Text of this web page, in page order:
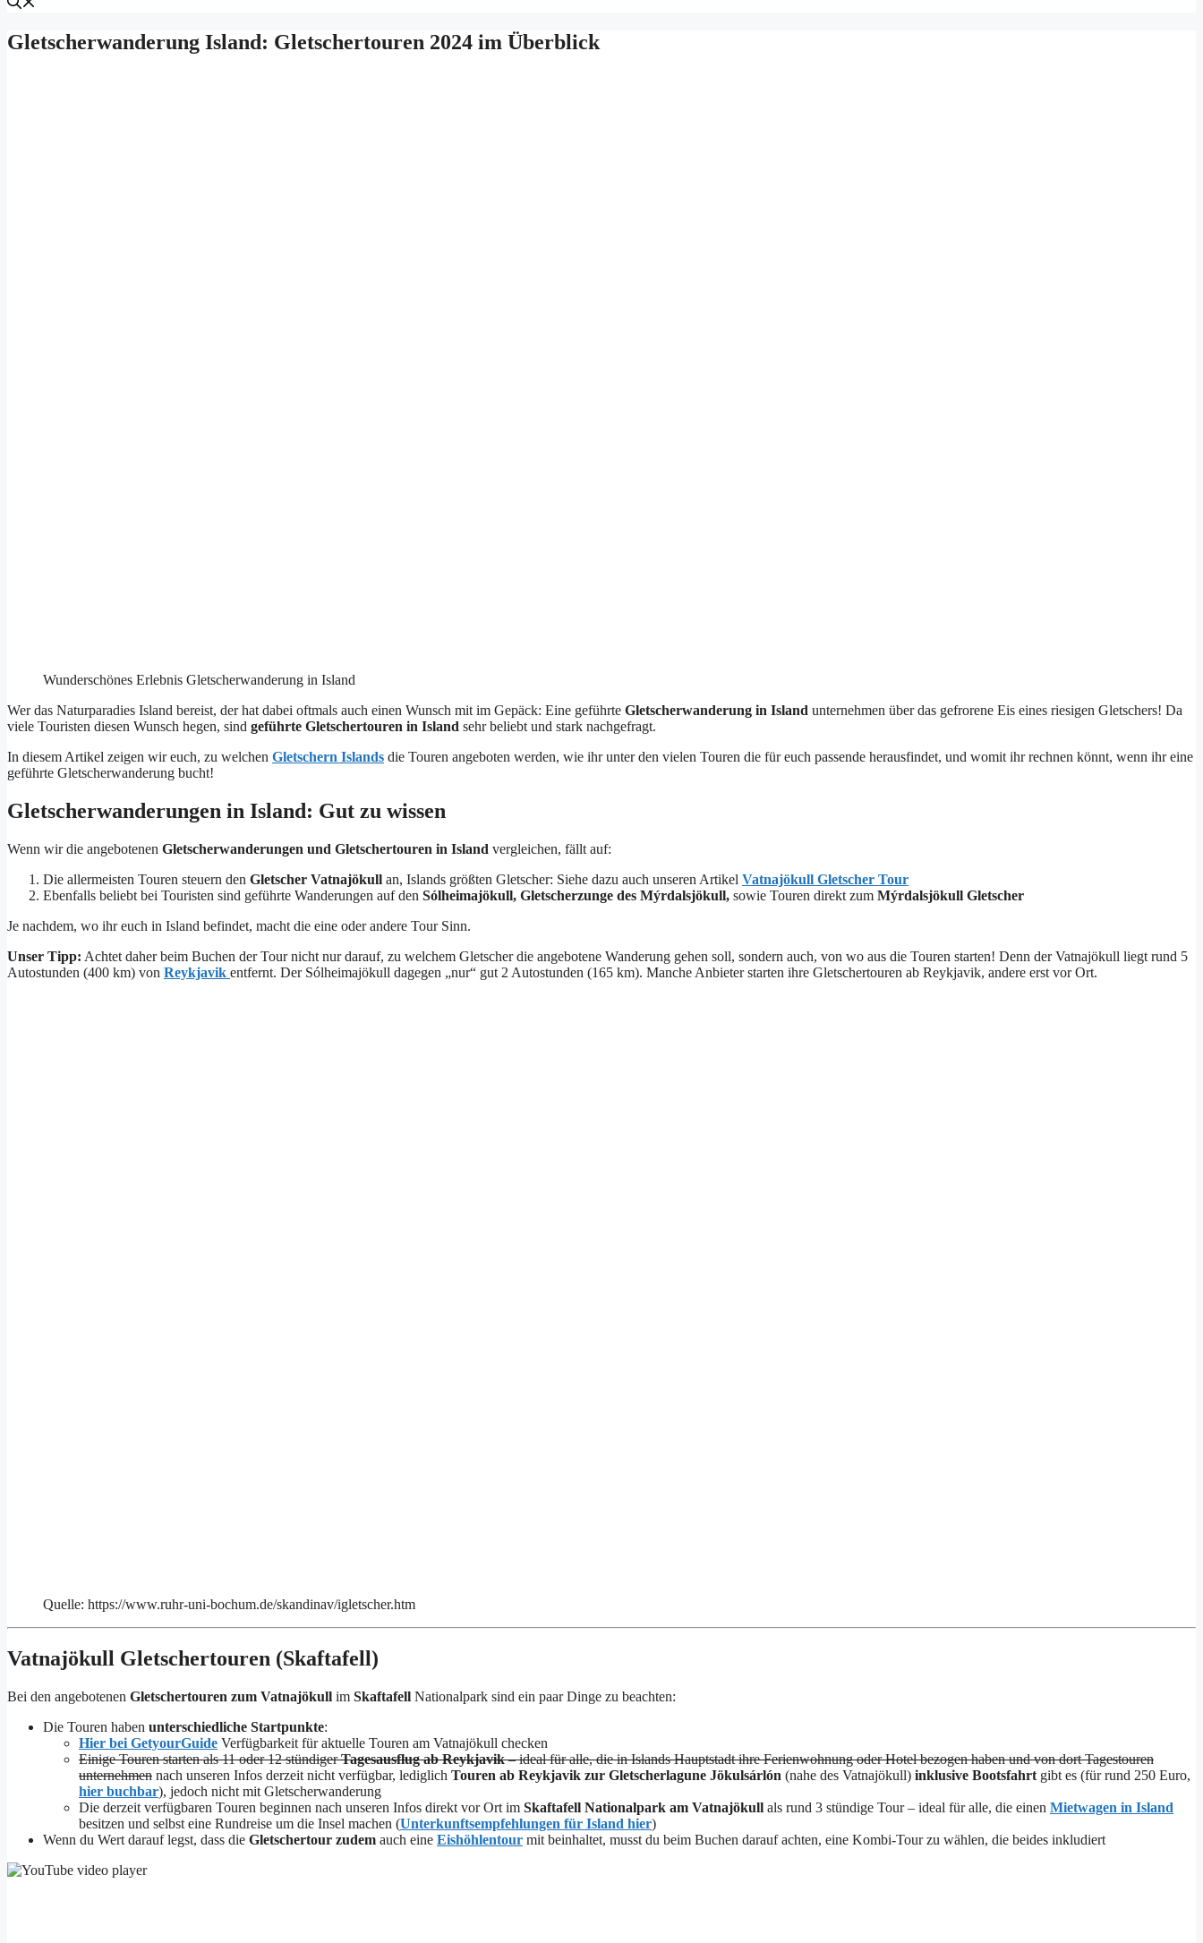
Gletscherwanderung Island: Gletschertouren 2024 im Überblick
Wunderschönes Erlebnis Gletscherwanderung in Island
Wer das Naturparadies Island bereist, der hat dabei oftmals auch einen Wunsch mit im Gepäck: Eine geführte Gletscherwanderung in Island unternehmen über das gefrorene Eis eines riesigen Gletschers! Da
viele Touristen diesen Wunsch hegen, sind geführte Gletschertouren in Island sehr beliebt und stark nachgefragt.
In diesem Artikel zeigen wir euch, zu welchen Gletschern Islands die Touren angeboten werden, wie ihr unter den vielen Touren die für euch passende herausfindet, und womit ihr rechnen könnt, wenn ihr eine
geführte Gletscherwanderung bucht!
Gletscherwanderungen in Island: Gut zu wissen
Wenn wir die angebotenen Gletscherwanderungen und Gletschertouren in Island vergleichen, fällt auf:
Die allermeisten Touren steuern den Gletscher Vatnajökull an, Islands größten Gletscher: Siehe dazu auch unseren Artikel Vatnajökull Gletscher Tour
Ebenfalls beliebt bei Touristen sind geführte Wanderungen auf den Sólheimajökull, Gletscherzunge des Mýrdalsjökull, sowie Touren direkt zum Mýrdalsjökull Gletscher
Je nachdem, wo ihr euch in Island befindet, macht die eine oder andere Tour Sinn.
Unser Tipp: Achtet daher beim Buchen der Tour nicht nur darauf, zu welchem Gletscher die angebotene Wanderung gehen soll, sondern auch, von wo aus die Touren starten! Denn der Vatnajökull liegt rund 5
Autostunden (400 km) von Reykjavik entfernt. Der Sólheimajökull dagegen „nur“ gut 2 Autostunden (165 km). Manche Anbieter starten ihre Gletschertouren ab Reykjavik, andere erst vor Ort.
Quelle: https://www.ruhr-uni-bochum.de/skandinav/igletscher.htm
Vatnajökull Gletschertouren (Skaftafell)
Bei den angebotenen Gletschertouren zum Vatnajökull im Skaftafell Nationalpark sind ein paar Dinge zu beachten:
Die Touren haben unterschiedliche Startpunkte:
Hier bei GetyourGuide Verfügbarkeit für aktuelle Touren am Vatnajökull checken
Einige Touren starten als 11 oder 12 stündigerTagesausflug ab Reykjavik– ideal für alle, die in Islands Hauptstadt ihre Ferienwohnung oder Hotel bezogen haben und von dort Tagestouren
unternehmen nach unseren Infos derzeit nicht verfügbar, lediglich Touren ab Reykjavik zur Gletscherlagune Jökulsárlón (nahe des Vatnajökull) inklusive Bootsfahrt gibt es (für rund 250 Euro,
hier buchbar), jedoch nicht mit Gletscherwanderung
Die derzeit verfügbaren Touren beginnen nach unseren Infos direkt vor Ort im Skaftafell Nationalpark am Vatnajökull als rund 3 stündige Tour – ideal für alle, die einen Mietwagen in Island
besitzen und selbst eine Rundreise um die Insel machen (Unterkunftsempfehlungen für Island hier)
Wenn du Wert darauf legst, dass die Gletschertour zudem auch eine Eishöhlentour mit beinhaltet, musst du beim Buchen darauf achten, eine Kombi-Tour zu wählen, die beides inkludiert